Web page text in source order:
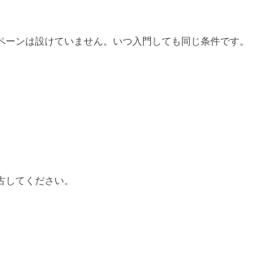
ンは設けていません。いつ入門しても同じ条件です。
てください。